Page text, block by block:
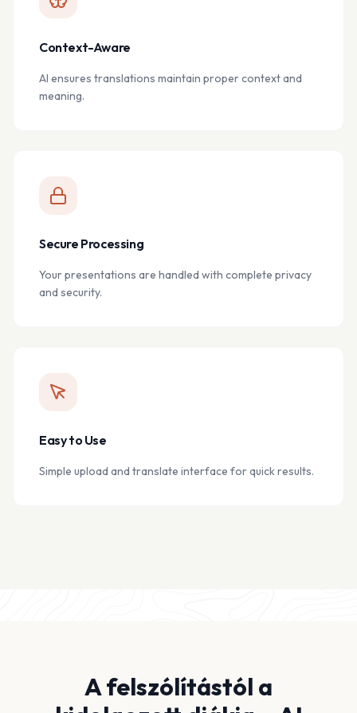
Context-Aware
AI ensures translations maintain proper context and
meaning.
Secure Processing
Your presentations are handled with complete privacy
and security.
Easy to Use
Simple upload and translate interface for quick results.
A felszólítástól a